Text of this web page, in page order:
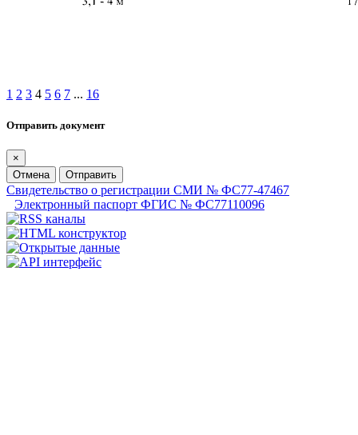
1 2 3 4 5 6 7 ... 16
Отправить документ
×
Отмена
Отправить
Свидетельство о регистрации СМИ № ФС77-47467
Электронный паспорт ФГИС № ФС77110096